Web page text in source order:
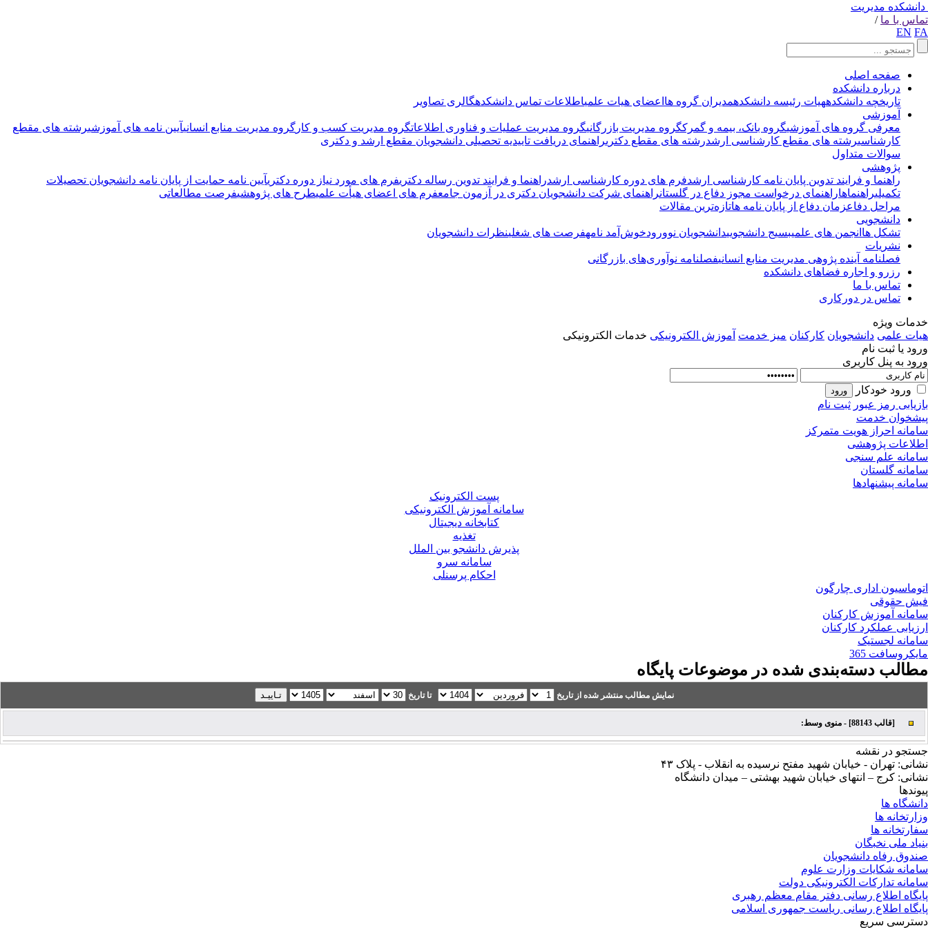
دانشکده مدیریت
تماس با ما /
EN FA
صفحه اصلی
درباره دانشکده
تاریخچه دانشکدههیات رئیسه دانشکدهمدیران گروه ها اعضای هیات علمیاطلاعات تماس دانشکدهگالری تصاویر
آموزشی
معرفی گروه های آموزشیگروه بانک، بیمه و گمرکگروه مدیریت بازرگانیگروه مدیریت عملیات و فناوری اطلاعاتگروه مدیریت کسب و کار گروه مدیریت منابع انسانیآیین نامه های آموزشیرشته های مقطع
کارشناسیرشته های مقطع کارشناسی ارشدرشته های مقطع دکتریراهنمای دریافت تاییدیه تحصیلی دانشجویان مقطع ارشد و دکتری
سوالات متداول
پژوهشی
راهنما و فرایند تدوین پایان نامه کارشناسی ارشدفرم های دوره کارشناسی ارشدراهنما و فرایند تدوین رساله دکتریفرم های مورد نیاز دوره دکتریآیین نامه حمایت از پایان نامه دانشجویان تحصیلات
تکمیلیراهنماهاراهنمای درخواست مجوز دفاع در گلستانراهنمای شرکت دانشجویان دکتری در آزمون جامعفرم های اعضای هیأت علمیطرح های پژوهشیفرصت مطالعاتی
مراحل دفاعزمان دفاع از پایان نامه هاتازه‌ترین مقالات
دانشجویی
تشکل ها انجمن های علمیبسیج دانشجوییدانشجویان نوورودخوش‌آمد نامهفرصت های شغلینظرات دانشجویان
نشریات
فصلنامه آینده پژوهی مدیریت منابع انسانیفصلنامه نوآوری‌های بازرگانی
رزرو و اجاره فضاهای دانشکده
تماس با ما
تماس در دورکاری
خدمات ویژه
هیات علمی دانشجویان کارکنان میز خدمت آموزش الکترونیکی خدمات الکترونیکی
ورود یا ثبت نام
ورود به پنل کاربری
ورود خودکار
بازیابی رمز عبور ثبت نام
پیشخوان خدمت
سامانه احراز هویت متمرکز
اطلاعات پژوهشی
سامانه علم سنجی
سامانه گلستان
سامانه پیشنهادها
پست الکترونیک
سامانه آموزش الکترونیکی
کتابخانه دیجیتال
تغذیه
پذیرش دانشجو بین الملل
سامانه سرو
احکام پرسنلی
اتوماسیون اداری چارگون
فیش حقوقی
سامانه آموزش کارکنان
ارزیابی عملکرد کارکنان
سامانه لجستیک
مایکروسافت 365
مطالب دسته‌بندی شده در موضوعات پایگاه
نمایش مطالب منتشر شده از تاریخ تا تاریخ
[قالب 88143] - منوی وسط:
جستجو در نقشه
نشانی: تهران - خیابان شهید مفتح نرسیده به انقلاب - پلاک ۴۳
نشانی: کرج – انتهای خیابان شهید بهشتی – میدان دانشگاه
پیوندها
دانشگاه ها
وزارتخانه ها
سفارتخانه ها
بنیاد ملی نخبگان
صندوق رفاه دانشجویان
سامانه شکایات وزارت علوم
سامانه تدارکات الکترونیکی دولت
پایگاه اطلاع رسانی دفتر مقام معظم رهبری
پایگاه اطلاع رسانی ریاست جمهوری اسلامی
دسترسی سریع